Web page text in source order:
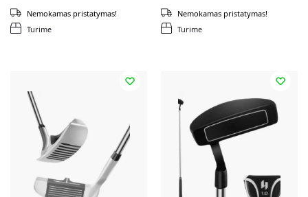
Turime
Nemokamas pristatymas!
Turime
Nemokamas pristatymas!